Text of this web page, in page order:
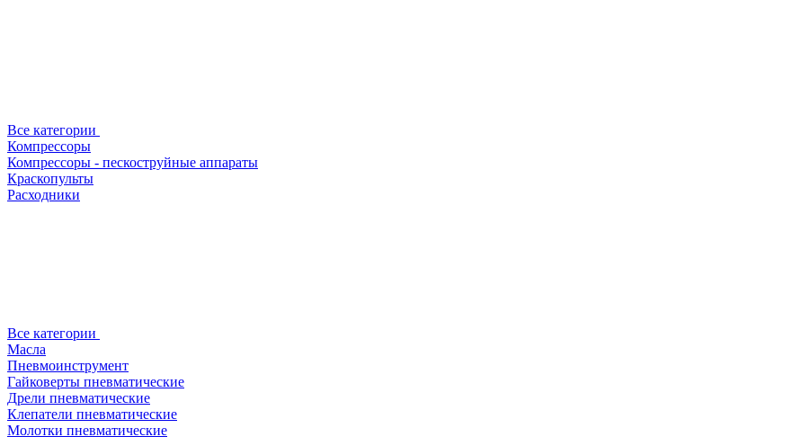
Все категории
Компрессоры
Компрессоры - пескоструйные аппараты
Краскопульты
Расходники
Все категории
Масла
Пневмоинструмент
Гайковерты пневматические
Дрели пневматические
Клепатели пневматические
Молотки пневматические